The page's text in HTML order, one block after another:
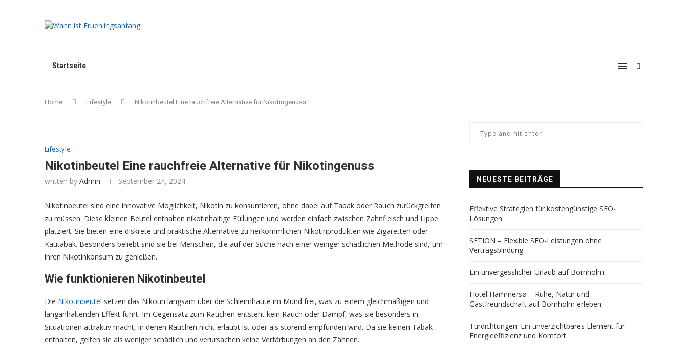
Startseite
Home Lifestyle Nikotinbeutel Eine rauchfreie Alternative für Nikotingenuss
Lifestyle
Nikotinbeutel Eine rauchfreie Alternative für Nikotingenuss
written by Admin September 24, 2024
Nikotinbeutel sind eine innovative Möglichkeit, Nikotin zu konsumieren, ohne dabei auf Tabak oder Rauch zurückgreifen
zu müssen. Diese kleinen Beutel enthalten nikotinhaltige Füllungen und werden einfach zwischen Zahnfleisch und Lippe
platziert. Sie bieten eine diskrete und praktische Alternative zu herkömmlichen Nikotinprodukten wie Zigaretten oder
Kautabak. Besonders beliebt sind sie bei Menschen, die auf der Suche nach einer weniger schädlichen Methode sind, um
ihren Nikotinkonsum zu genießen.
Wie funktionieren Nikotinbeutel
Die Nikotinbeutel setzen das Nikotin langsam über die Schleimhäute im Mund frei, was zu einem gleichmäßigen und
langanhaltenden Effekt führt. Im Gegensatz zum Rauchen entsteht kein Rauch oder Dampf, was sie besonders in
Situationen attraktiv macht, in denen Rauchen nicht erlaubt ist oder als störend empfunden wird. Da sie keinen Tabak
enthalten, gelten sie als weniger schädlich und verursachen keine Verfärbungen an den Zähnen.
NEUESTE BEITRÄGE
Effektive Strategien für kostengünstige SEO-
Lösungen
SETION – Flexible SEO-Leistungen ohne
Vertragsbindung
Ein unvergesslicher Urlaub auf Bornholm
Hotel Hammersø – Ruhe, Natur und
Gastfreundschaft auf Bornholm erleben
Türdichtungen: Ein unverzichtbares Element für
Energieeffizienz und Komfort